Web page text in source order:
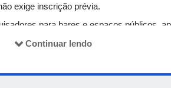
exige inscrição prévia.
para bares e espaços públicos,
Continuar lendo